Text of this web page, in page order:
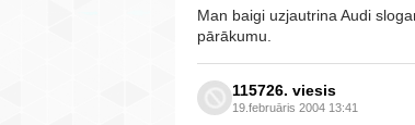
Man baigi uzjautrina Audi
pārākumu.
115726. viesis
19.februāris 2004 13:41